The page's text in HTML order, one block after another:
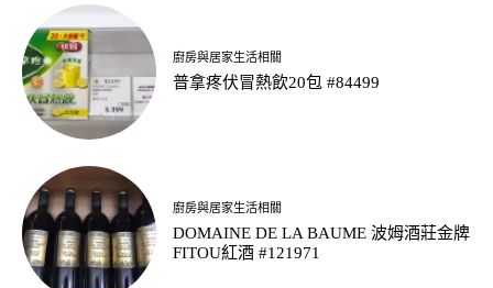
廚房與居家生活相關
普拿疼伏冒熱飲20包 #84499
廚房與居家生活相關
DOMAINE DE LA BAUME 波姆酒莊金牌
FITOU紅酒 #121971